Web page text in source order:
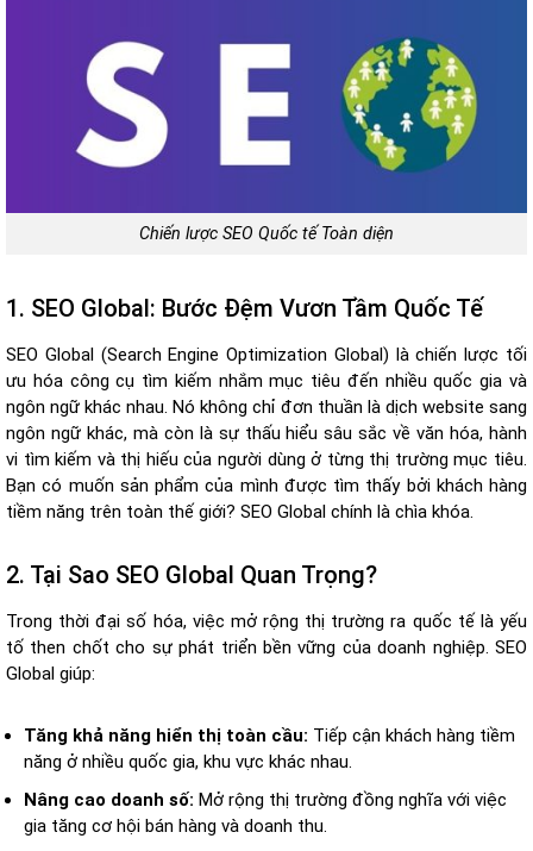
Chiến lược SEO Quốc tế Toàn diện
1. SEO Global: Bước Đệm Vươn Tầm Quốc Tế
SEO Global (Search Engine Optimization Global) là chiến lược tối
ưu hóa công cụ tìm kiếm nhắm mục tiêu đến nhiều quốc gia và
ngôn ngữ khác nhau. Nó không chỉ đơn thuần là dịch website sang
ngôn ngữ khác, mà còn là sự thấu hiểu sâu sắc về văn hóa, hành
vi tìm kiếm và thị hiếu của người dùng ở từng thị trường mục tiêu.
Bạn có muốn sản phẩm của mình được tìm thấy bởi khách hàng
tiềm năng trên toàn thế giới? SEO Global chính là chìa khóa.
2. Tại Sao SEO Global Quan Trọng?
Trong thời đại số hóa, việc mở rộng thị trường ra quốc tế là yếu
tố then chốt cho sự phát triển bền vững của doanh nghiệp. SEO
Global giúp:
Tăng khả năng hiển thị toàn cầu: Tiếp cận khách hàng tiềm
năng ở nhiều quốc gia, khu vực khác nhau.
Nâng cao doanh số: Mở rộng thị trường đồng nghĩa với việc
gia tăng cơ hội bán hàng và doanh thu.